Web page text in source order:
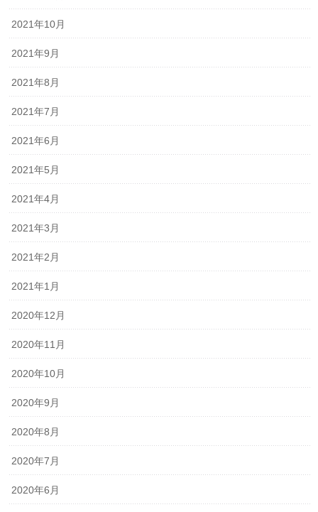
2021年10月
2021年9月
2021年8月
2021年7月
2021年6月
2021年5月
2021年4月
2021年3月
2021年2月
2021年1月
2020年12月
2020年11月
2020年10月
2020年9月
2020年8月
2020年7月
2020年6月